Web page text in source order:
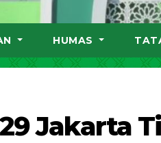
HUMAS
Jakarta